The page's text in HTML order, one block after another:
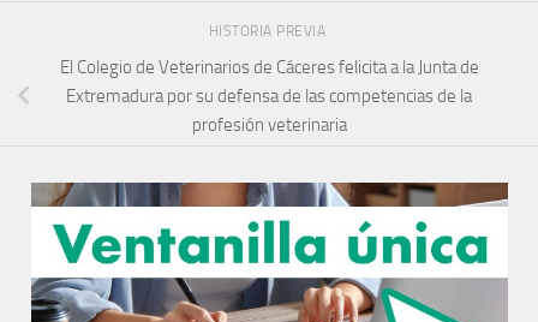
HISTORIA PREVIA
El Colegio de Veterinarios de Cáceres felicita a la Junta de
Extremadura por su defensa de las competencias de la
profesión veterinaria